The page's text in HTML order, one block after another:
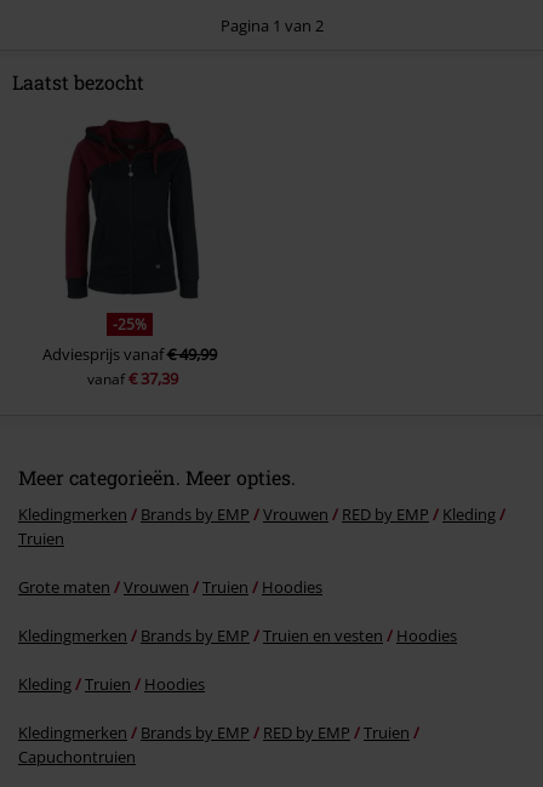
Commentaar versturen
Pagina 1 van 2
Laatst bezocht
-25%
Adviesprijsvanaf€ 49,99
vanaf€ 37,39
Meer categorieën. Meer opties.
Kledingmerken Brands by EMP Vrouwen RED by EMP
Kleding
Truien
Grote maten Vrouwen Truien Hoodies
Kledingmerken Brands by EMP Truien en vesten Hoodies
Kleding Truien Hoodies
Kledingmerken Brands by EMP RED by EMP
Truien
Capuchontruien